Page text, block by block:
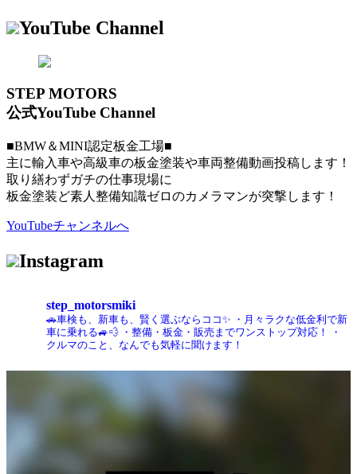
YouTube Channel
STEP MOTORS
公式YouTube Channel
■BMW＆MINI認定板金工場■
主に輸入車や高級車の板金塗装や車両整備動画投稿します！
取り繕わずガチの仕事現場に
板金塗装ど素人整備知識ゼロのカメラマンが突撃します！
YouTubeチャンネルへ
Instagram
step_motorsmiki
🚗車検も、新車も、賢く選ぶならココ✨ ・月々ラクな低金利で新
車に乗れる🚙💨 ・整備・板金・販売までワンストップ対応！
・
クルマのこと、なんでも気軽に聞けます！